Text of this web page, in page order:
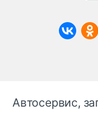
Автосервис,